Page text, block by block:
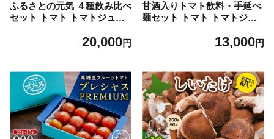
ふるさとの元気 ４種飲み比べ
セット トマト トマトジュー
国産 北海道産 北海道 下川町
20,000円
甘酒入りトマト飲料・手延べ
麺セット トマト トマトジュ
麺 ノンアルコール 故郷 ふる
13,000円